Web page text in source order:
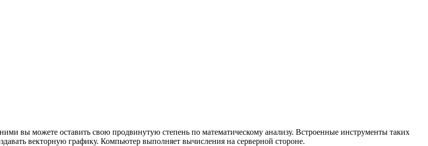
вы можете оставить свою продвинутую степень по математическому анализу. Встроенные инструменты таких
векторную графику. Компьютер выполняет вычисления на серверной стороне.